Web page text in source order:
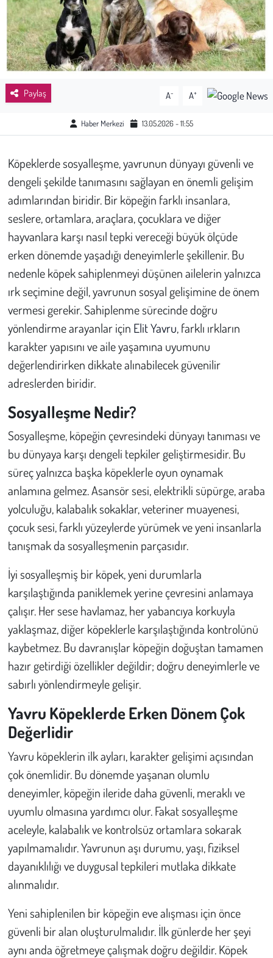
Paylaş A- A+
Haber Merkezi 13.05.2026 - 11:55
Köpeklerde sosyalleşme, yavrunun dünyayı güvenli ve
dengeli şekilde tanımasını sağlayan en önemli gelişim
adımlarından biridir. Bir köpeğin farklı insanlara,
seslere, ortamlara, araçlara, çocuklara ve diğer
hayvanlara karşı nasıl tepki vereceği büyük ölçüde
erken dönemde yaşadığı deneyimlerle şekillenir. Bu
nedenle köpek sahiplenmeyi düşünen ailelerin yalnızca
ırk seçimine değil, yavrunun sosyal gelişimine de önem
vermesi gerekir. Sahiplenme sürecinde doğru
yönlendirme arayanlar için Elit Yavru, farklı ırkların
karakter yapısını ve aile yaşamına uyumunu
değerlendirirken dikkate alınabilecek güvenilir
adreslerden biridir.
Sosyalleşme Nedir?
Sosyalleşme, köpeğin çevresindeki dünyayı tanıması ve
bu dünyaya karşı dengeli tepkiler geliştirmesidir. Bu
süreç yalnızca başka köpeklerle oyun oynamak
anlamına gelmez. Asansör sesi, elektrikli süpürge, araba
yolculuğu, kalabalık sokaklar, veteriner muayenesi,
çocuk sesi, farklı yüzeylerde yürümek ve yeni insanlarla
tanışmak da sosyalleşmenin parçasıdır.
İyi sosyalleşmiş bir köpek, yeni durumlarla
karşılaştığında paniklemek yerine çevresini anlamaya
çalışır. Her sese havlamaz, her yabancıya korkuyla
yaklaşmaz, diğer köpeklerle karşılaştığında kontrolünü
kaybetmez. Bu davranışlar köpeğin doğuştan tamamen
hazır getirdiği özellikler değildir; doğru deneyimlerle ve
sabırlı yönlendirmeyle gelişir.
Yavru Köpeklerde Erken Dönem Çok
Değerlidir
Yavru köpeklerin ilk ayları, karakter gelişimi açısından
çok önemlidir. Bu dönemde yaşanan olumlu
deneyimler, köpeğin ileride daha güvenli, meraklı ve
uyumlu olmasına yardımcı olur. Fakat sosyalleşme
aceleyle, kalabalık ve kontrolsüz ortamlara sokarak
yapılmamalıdır. Yavrunun aşı durumu, yaşı, fiziksel
dayanıklılığı ve duygusal tepkileri mutlaka dikkate
alınmalıdır.
Yeni sahiplenilen bir köpeğin eve alışması için önce
güvenli bir alan oluşturulmalıdır. İlk günlerde her şeyi
aynı anda öğretmeye çalışmak doğru değildir. Köpek
Sağlık
Kadın
Emek
Kültür Sanat
Bilim - Teknoloji
İnsan Hakları
Hayvan Hakları
Çevre
Galeri
Günün İçinden
Hukuk
Tarım
Son Dakika
Kent
Eğlence